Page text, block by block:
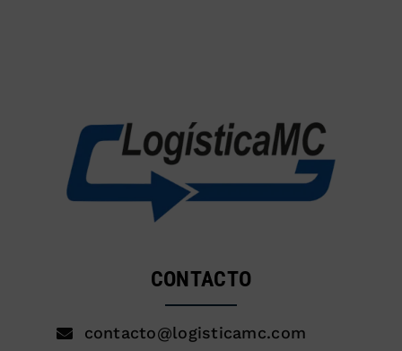
CONTACTO
contacto@logisticamc.com